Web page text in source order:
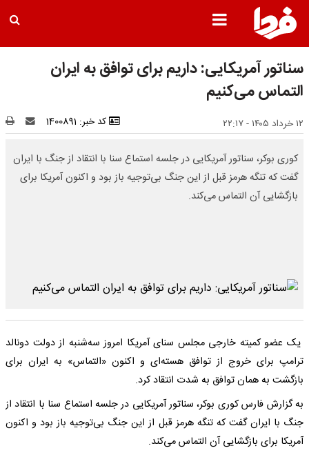
سناتور آمریکایی: داریم برای توافق به ایران
التماس می‌کنیم
۱۲ خرداد ۱۴۰۵ - ۲۲:۱۷ کد خبر: 1400891
کوری بوکر، سناتور آمریکایی در جلسه استماع سنا با انتقاد از جنگ با ایران
گفت که تنگه هرمز قبل از این جنگ بی‌توجیه باز بود و اکنون آمریکا برای
بازگشایی آن التماس می‌کند.
یک عضو کمیته خارجی مجلس سنای آمریکا امروز سه‌شنبه از دولت دونالد
ترامپ برای خروج از توافق هسته‌ای و اکنون «التماس» به ایران برای
بازگشت به همان توافق به شدت انتقاد کرد.
به گزارش فارس کوری بوکر، سناتور آمریکایی در جلسه استماع سنا با انتقاد از
جنگ با ایران گفت که تنگه هرمز قبل از این جنگ بی‌توجیه باز بود و اکنون
آمریکا برای بازگشایی آن التماس می‌کند.